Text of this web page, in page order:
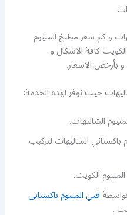
و كم سعر مطبخ المنيوم
كافة الأشكال و
و بأرخص الاسعار.
حيث نوفر لهذه الخدمة:
الشاليهات.
الشاليهات لتركيب
الكويت.
فني المنيوم باكستاني
.